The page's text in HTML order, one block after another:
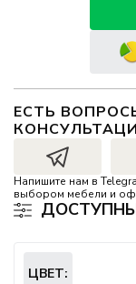
ЕСТЬ
Напишите нам в
выбором мебели и
ЦВЕТ: